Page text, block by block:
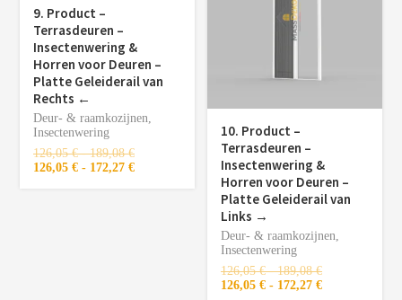
9. Product –
Terrasdeuren –
Insectenwering &
Horren voor Deuren –
Platte Geleiderail van
Rechts ←
Deur- & raamkozijnen,
Insectenwering
126,05€ - 189,08€
126,05 € - 172,27 €
10. Product –
Terrasdeuren –
Insectenwering &
Horren voor Deuren –
Platte Geleiderail van
Links →
Deur- & raamkozijnen,
Insectenwering
126,05€ - 189,08€
126,05 € - 172,27 €